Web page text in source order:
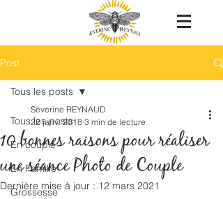
Post
Tous les posts
En couple
En Famille
Grossesse
Tous les posts
10 bonnes raisons pour réaliser
une séance Photo de Couple
Séverine REYNAUD
22 janv. 2018 3 min de lecture
Dernière mise à jour : 12 mars 2021